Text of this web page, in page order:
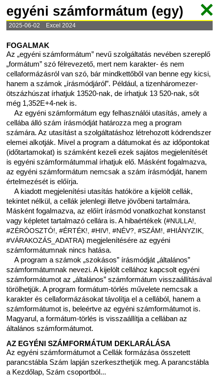
egyéni számformátum (egy)
2025-06-02 Excel 2024
FOGALMAK
Az „egyéni számformátum” nevű szolgáltatás nevében szereplő
„formátum” szó félrevezető, mert nem karakter- és nem
cellaformázásról van szó, bár mindkettőből van benne egy kicsi,
hanem a számok „írásmódjáról”. Például, a tizenháromezer-
ötszázhúszat írhatjuk 13520-nak, de írhatjuk 13 520-nak, sőt
még 1,352E+4-nek is.
Az egyéni számformátum egy felhasználói utasítás, amely a
cellába álló szám írásmódját határozza meg a program
számára. Az utasítást a szolgáltatáshoz létrehozott kódrendszer
elemei alkotják. Mivel a program a dátumokat és az időpontokat
(időtartamokat) is számként kezeli ezek sajátos megjelenítését
is egyéni számformátummal írhatjuk elő. Másként fogalmazva,
az egyéni számformátum nemcsak a szám írásmódját, hanem
értelmezését is előírja.
A kiadott megjelenítési utasítás hatóköre a kijelölt cellák,
tekintet nélkül, a cellák jelenlegi illetve jövőbeni tartalmára.
Másként fogalmazva, az előírt írásmód vonatkozhat konstanst
vagy képletet tartalmazó cellára is. A hibaértékek (#NULLA!,
#ZÉRÓOSZTÓ!, #ÉRTÉK!, #HIV!, #NÉV?, #SZÁM!, #HIÁNYZIK,
#VÁRAKOZÁS_ADATRA) megjelenítésére az egyéni
számformátumnak nincs hatása.
A program a számok „szokásos” írásmódját „általános”
számformátumnak nevezi. A kijelölt cellához kapcsolt egyéni
számformátumot az „általános” számformátum visszaállításával
törölhetjük. A program formátum-törlés művelete nemcsak a
karakter és cellaformázásokat távolítja el a cellából, hanem a
számformátumot is, beleértve az egyéni számformátumot is.
Magyarul, a formátum-törlés is visszaállítja a cellában az
általános számformátumot.
AZ EGYÉNI SZÁMFORMÁTUM DEKLARÁLÁSA
Az egyéni számformátumot a Cellák formázása összetett
parancstábla Szám lapján szerkeszthetjük meg. A parancstábla
a Kezdőlap, Szám csoportból...